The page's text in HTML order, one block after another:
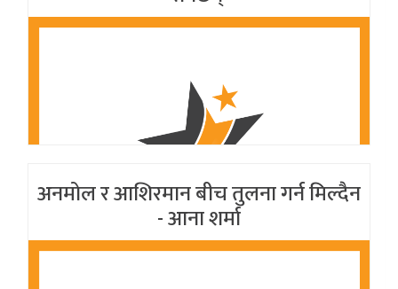
अनमोल र आशिरमान बीच तुलना गर्न मिल्दैन
- आना शर्मा